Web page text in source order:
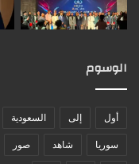
الوسوم
أول إلى السعودية
سوريا شاهد صور